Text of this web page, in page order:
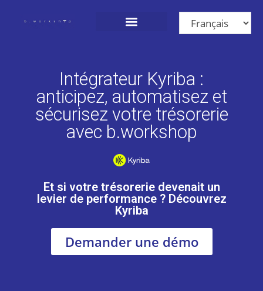
Intégrateur Kyriba :
anticipez, automatisez et
sécurisez votre trésorerie
avec b.workshop
Et si votre trésorerie devenait un
levier de performance ? Découvrez
Kyriba
Demander une démo